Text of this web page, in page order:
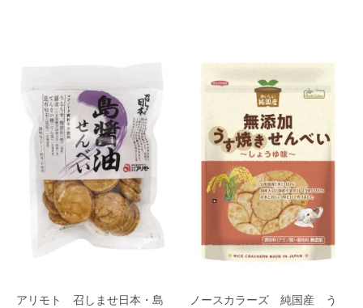
アリモト 召しませ日本・島
ノースカラーズ 純国産 う